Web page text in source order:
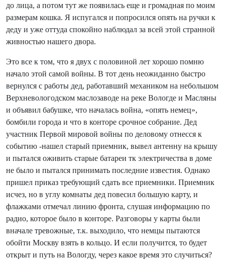
до лица, а потом тут же появилась еще и громадная по моим
размерам кошка. Я испугался и попросился опять на ручки к
деду и уже оттуда спокойно наблюдал за всей этой странной
живностью нашего двора.
Это все к том, что я двух с половиной лет хорошо помню
начало этой самой войны. В тот день неожиданно быстро
вернулся с работы дед, работавший механиком на небольшом
Верхневологодском маслозаводе на реке Вологде и Масляны
и объявил бабушке, что началась война, «опять немец»,
бомбили города и что в конторе срочное собрание. Дед
участник Первой мировой войны по деловому отнесся к
событию -нашел старый приемник, вывел антенну на крышу
и пытался оживить старые батареи тк электричества в доме
не было и пытался принимать последние известия. Однако
пришел приказ требующий сдать все приемники. Приемник
исчез, но в углу комнаты дед повесил большую карту, и
флажками отмечал линию фронта, слушая информацию по
радио, которое было в конторе. Разговоры у карты были
вначале тревожные, т.к. выходило, что немцы пытаются
обойти Москву взять в кольцо. И если получится, то будет
открыт и путь на Вологду, через какое время это случиться?